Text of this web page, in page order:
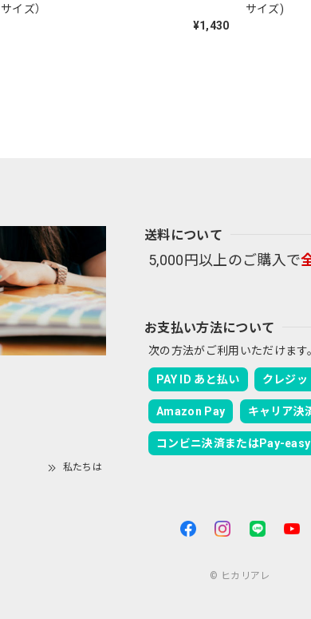
サイズ）
¥1,430
サイズ)
私たちは
送料について
5,000円以上のご購入で
お支払い方法について
次の方法がご利用いただけます
PAY ID あと払い クレジッ
Amazon Pay キャリア決
コンビニ決済またはPay-easy
© ヒカリアレ